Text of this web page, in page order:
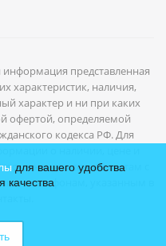
представленная
характеристик, наличия,
характер и ни при каких
офертой, определяемой
кодекса РФ. Для
к нашим специалистам с
по телефонам, указанным в
для вашего удобства
качества